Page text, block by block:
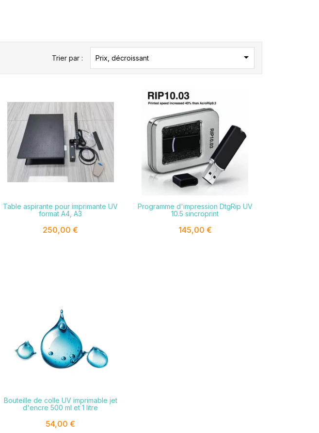
Trier par : Prix, décroissant 

Table aspirante pour imprimante UV
format A4, A3
250,00 €

Programme d'impression DtgRip UV
10.5 sincroprint
145,00 €

Bouteille de colle UV imprimable jet
d'encre 500 ml et 1 litre
54,00 €